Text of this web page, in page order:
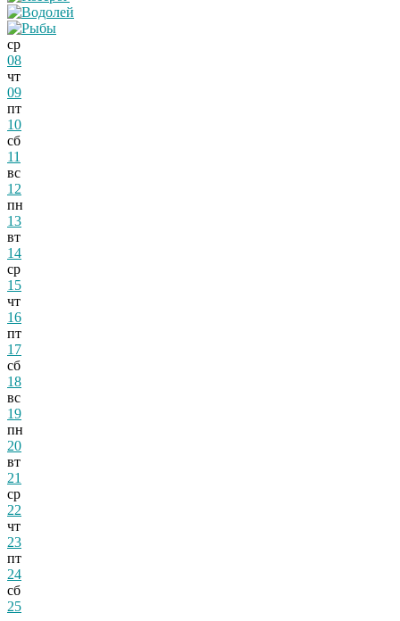
ср
08
чт
09
пт
10
сб
11
вс
12
пн
13
вт
14
ср
15
чт
16
пт
17
сб
18
вс
19
пн
20
вт
21
ср
22
чт
23
пт
24
сб
25